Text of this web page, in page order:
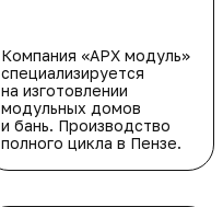
Компания «АРХ модуль»
специализируется
на изготовлении
модульных домов
и бань. Производство
полного цикла в Пензе.